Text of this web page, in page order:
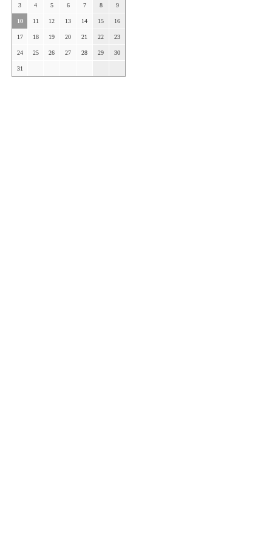
3 4 5 6 7 8 9
10 11 12 13 14 15 16
17 18 19 20 21 22 23
24 25 26 27 28 29 30
31